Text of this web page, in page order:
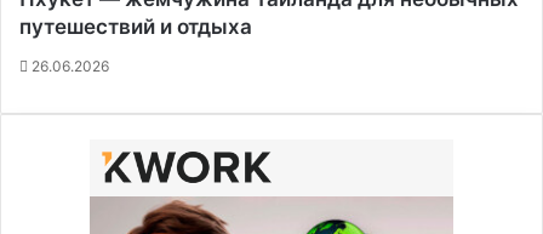
путешествий и отдыха
26.06.2026